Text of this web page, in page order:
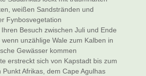
weißen Sandstränden und
Fynbosvegetation
Ihren Besuch zwischen Juli und Ende
wenn unzählige Wale zum Kalben in
Gewässer kommen
erstreckt sich von Kapstadt bis zum
Punkt Afrikas, dem Cape Agulhas